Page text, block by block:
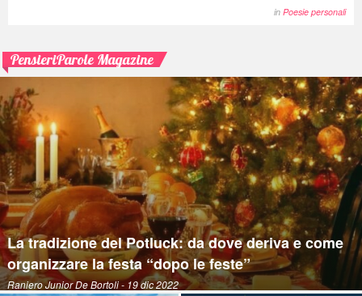
in Poesie personali
PensieriParole Magazine
La tradizione del Potluck: da dove deriva e come
organizzare la festa “dopo le feste”
Raniero Junior De Bortoli- 19 dic 2022